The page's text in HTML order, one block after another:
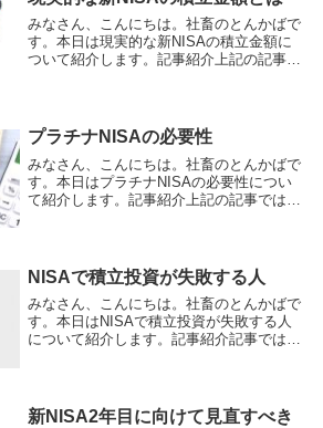
トとして...
みなさん、こんにちは。社畜のとんかばで
す。本日は現実的な新NISAの積立金額に
ついて紹介します。記事紹介上記の記事は
非課...
プラチナNISAの必要性
みなさん、こんにちは。社畜のとんかばで
す。本日はプラチナNISAの必要性につい
て紹介します。記事紹介上記の記事では高
て紹介され...
NISAで積立投資が失敗する人
みなさん、こんにちは。社畜のとんかばで
す。本日はNISAで積立投資が失敗する人
について紹介します。記事紹介記事では
額の設定を...
新NISA2年目に向けて見直すべき